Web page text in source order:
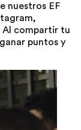
nuestros EF
Al compartir tu
puntos y